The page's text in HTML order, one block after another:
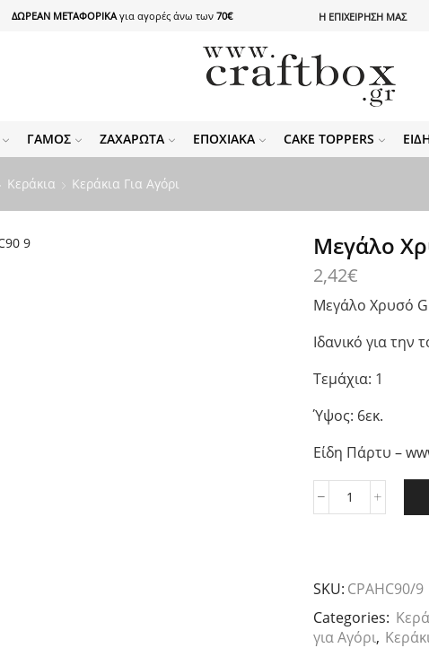
ΔΩΡΕΑΝ ΜΕΤΑΦΟΡΙΚΑ για αγορές άνω των 70€ Η ΕΠΙΧΕΙΡΗΣΗ ΜΑΣ
ΓΆΜΟΣ ΖΑΧΑΡΩΤΆ ΕΠΟΧΙΑΚΆ CAKE TOPPERS
Κεράκια Κεράκια Για Αγόρι
Μεγάλο
2,42€
Μεγάλο Χρυσό
Ιδανικό για την
Τεμάχια: 1
Ύψος: 6εκ.
Είδη Πάρτυ –
Μεγάλο
1τεμ.
ποσότητα
SKU: CPAHC90/9
Categories:
για Αγόρι,